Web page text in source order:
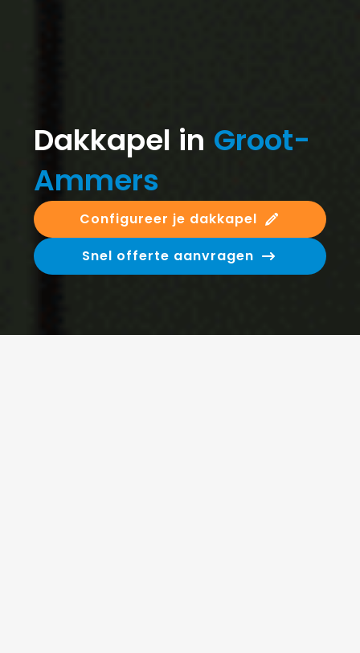
Dakkapel in Groot-
Ammers
Configureer je dakkapel
Snel offerte aanvragen